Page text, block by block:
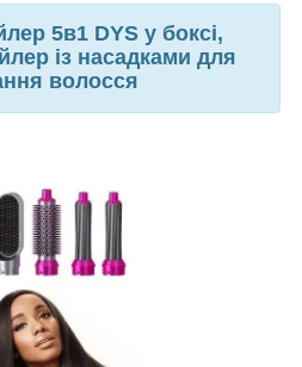
5в1 DYS у боксі,
із насадками для
волосся